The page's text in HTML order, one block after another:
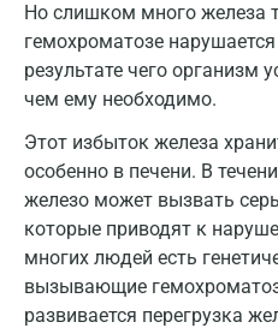
Но слишком много железа
гемохроматозе
результате чего организм
чем ему необходимо.
Этот избыток железа
особенно в печени. В
железо может вызвать
которые приводят к
многих людей есть
вызывающие
развивается перегрузка
Геленджик
Голубое
Дзержинский
Дмитров
Долгопрудный
Домодедово